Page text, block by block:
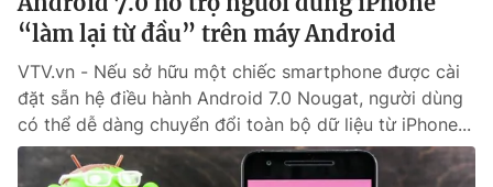
thuận bằng văn bản. Ghi rõ nguồn VTV.vn khi phát hành lại
thông tin từ website này.
“làm lại từ đầu” trên máy Android
VTV.vn - Nếu sở hữu một chiếc smartphone được cài
đặt sẵn hệ điều hành Android 7.0 Nougat, người dùng
có thể dễ dàng chuyển đổi toàn bộ dữ liệu từ iPhone...